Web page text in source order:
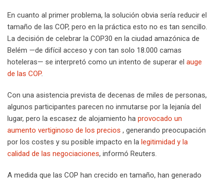
En cuanto al primer problema, la solución obvia sería reducir el
tamaño de las COP, pero en la práctica esto no es tan sencillo.
La decisión de celebrar la COP30 en la ciudad amazónica de
Belém —de difícil acceso y con tan solo 18.000 camas
hoteleras— se interpretó como un intento de superar el auge
de las COP.
Con una asistencia prevista de decenas de miles de personas,
algunos participantes parecen no inmutarse por la lejanía del
lugar, pero la escasez de alojamiento ha provocado un
aumento vertiginoso de los precios , generando preocupación
por los costes y su posible impacto en la legitimidad y la
calidad de las negociaciones, informó Reuters.
A medida que las COP han crecido en tamaño, han generado